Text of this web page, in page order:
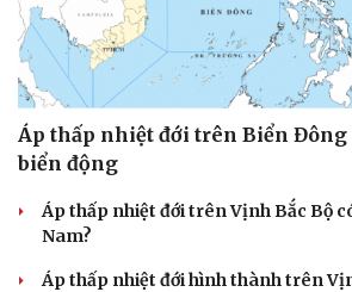
Áp thấp nhiệt đới trên Biển Đông
biển động
Áp thấp nhiệt đới trên Vịnh Bắc Bộ
Nam?
Áp thấp nhiệt đới hình thành trên